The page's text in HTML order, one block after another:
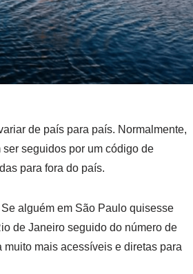
de país para país. Normalmente,
seguidos por um código de
para fora do país.
alguém em São Paulo quisesse
de Janeiro seguido do número de
mais acessíveis e diretas para